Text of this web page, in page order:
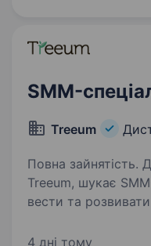
SMM-
Treeum
Повна зайнятість.
Treeum, шукає
вести та
Задачі: Формування, створення, реалізація
4 дні тому